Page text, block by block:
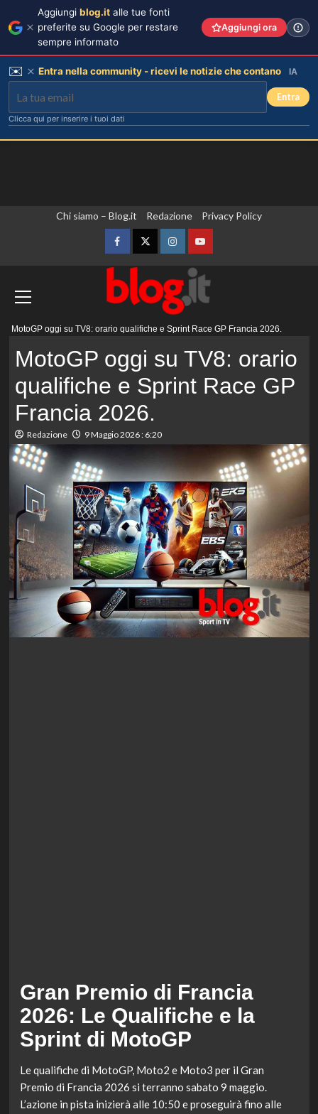
Chi siamo – Blog.it Redazione Privacy Policy
FacebookTwitterInstagramYouTube
MotoGP oggi su TV8: orario qualifiche e Sprint Race GP Francia 2026.
MotoGP oggi su TV8: orario
qualifiche e Sprint Race GP
Francia 2026.
Redazione 9 Maggio 2026 : 6:20
Gran Premio di Francia
2026: Le Qualifiche e la
Sprint di MotoGP
Le qualifiche di MotoGP, Moto2 e Moto3 per il Gran
Premio di Francia 2026 si terranno sabato 9 maggio.
L’azione in pista inizierà alle 10:50 e proseguirà fino alle
Aggiungi blog.it alle tue fonti
preferite su Google per restare
sempre informato
Aggiungi ora
✉️ Entra nella community - ricevi le notizie che contano IA
Entra
Clicca qui per inserire i tuoi dati